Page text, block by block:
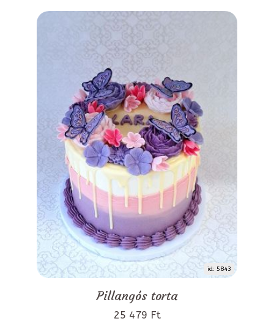
id: 5843
Pillangós torta
25 479 Ft